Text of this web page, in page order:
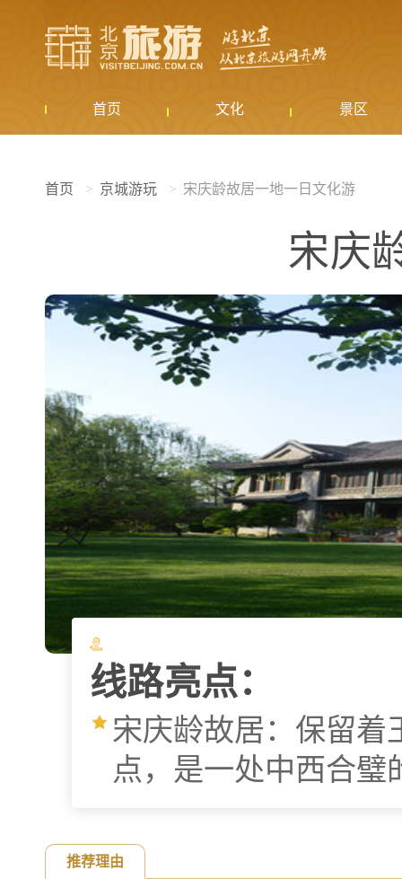
首页 文化 景区
首页 京城游玩 宋庆龄故居一地一日文化游
宋庆
线路亮点：
宋庆龄故居：保留着
点，是一处中西合璧
推荐理由